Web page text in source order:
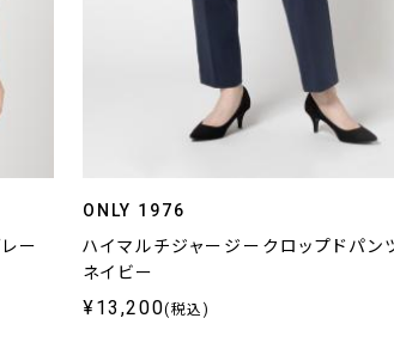
ー
ONLY 1976
ハイマルチジャージークロップドパン
ネイビー
¥13,200(税込)